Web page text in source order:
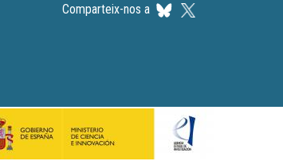
Comparteix-nos a